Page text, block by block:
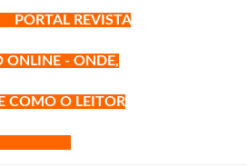
PORTAL REVISTA
ONLINE - ONDE,
COMO O LEITOR